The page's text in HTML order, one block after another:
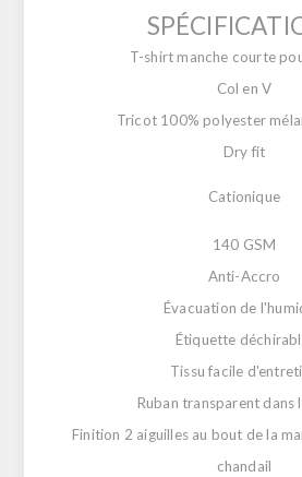
T-shirt manche courte
Col en V
Tricot 100% polyester
Dry fit
Cationique
140 GSM
Anti-Accro
Évacuation de
Étiquette
Tissu facile
Ruban transparent dans
Finition 2 aiguilles au bout de la
chandail